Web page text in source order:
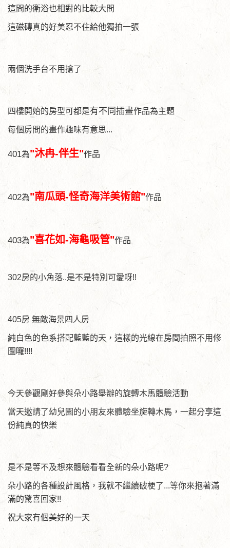
這間的衛浴也相對的比較大間
這磁磚真的好美忍不住給他獨拍一張
兩個洗手台不用搶了
四樓開始的房型可都是有不同插畫作品為主題
每個房間的畫作趣味有意思...
401為"沐冉-伴生"作品
402為"南瓜頭-怪奇海洋美術館"作品
403為"喜花如-海龜吸管"作品
302房的小角落..是不是特別可愛呀!!
405房 無敵海景四人房
純白色的色系搭配藍藍的天，這樣的光線在房間拍照不用修
圖囉!!!!
今天參觀剛好參與朵小路舉辦的旋轉木馬體驗活動
當天邀請了幼兒園的小朋友來體驗坐旋轉木馬，一起分享這
份純真的快樂
是不是等不及想來體驗看看全新的朵小路呢?
朵小路的各種設計風格，我就不繼續破梗了...等你來抱著滿
滿的驚喜回家!!
祝大家有個美好的一天